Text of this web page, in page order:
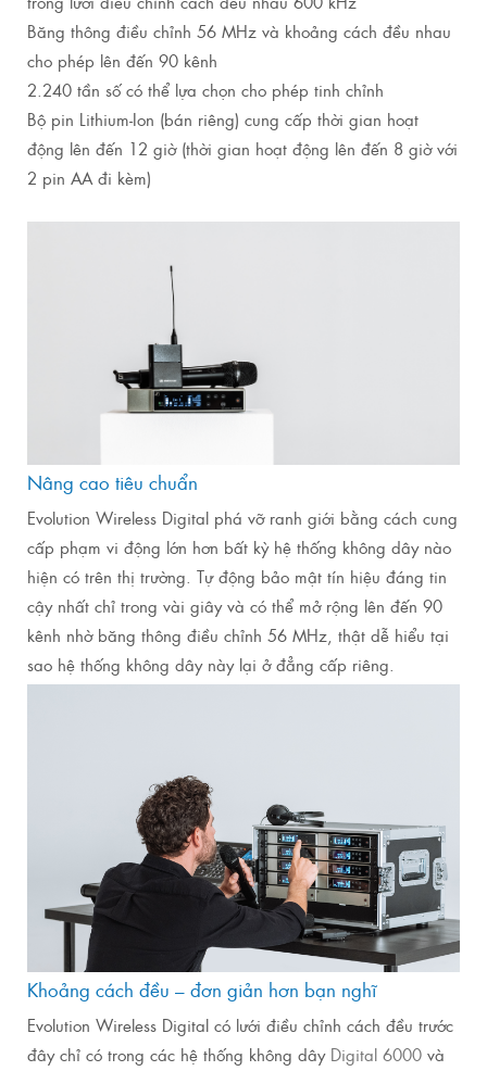
Băng thông điều chỉnh 56 MHz và khoảng cách đều nhau
cho phép lên đến 90 kênh
2.240 tần số có thể lựa chọn cho phép tinh chỉnh
Bộ pin Lithium-Ion (bán riêng) cung cấp thời gian hoạt
động lên đến 12 giờ (thời gian hoạt động lên đến 8 giờ với
2 pin AA đi kèm)
Nâng cao tiêu chuẩn
Evolution Wireless Digital phá vỡ ranh giới bằng cách cung
cấp phạm vi động lớn hơn bất kỳ hệ thống không dây nào
hiện có trên thị trường. Tự động bảo mật tín hiệu đáng tin
cậy nhất chỉ trong vài giây và có thể mở rộng lên đến 90
kênh nhờ băng thông điều chỉnh 56 MHz, thật dễ hiểu tại
sao hệ thống không dây này lại ở đẳng cấp riêng.
Khoảng cách đều – đơn giản hơn bạn nghĩ
Evolution Wireless Digital có lưới điều chỉnh cách đều trước
đây chỉ có trong các hệ thống không dây Digital 6000 và